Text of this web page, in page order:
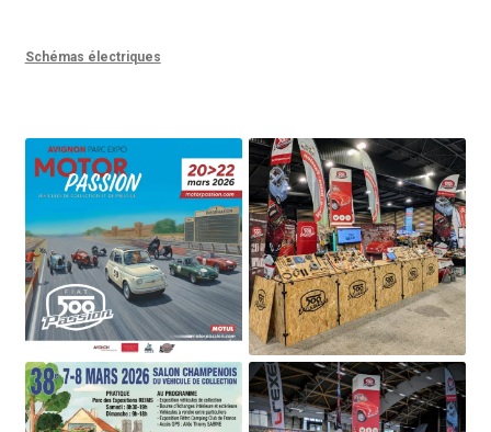
Schémas électriques